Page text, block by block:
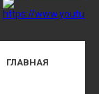
ГЛАВНАЯ